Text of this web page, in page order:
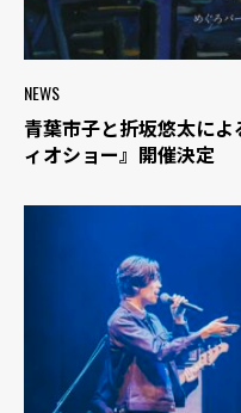
NEWS
青葉市子と折坂悠太に
ィオショー』開催決定